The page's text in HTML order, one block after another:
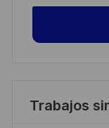
Trabajos